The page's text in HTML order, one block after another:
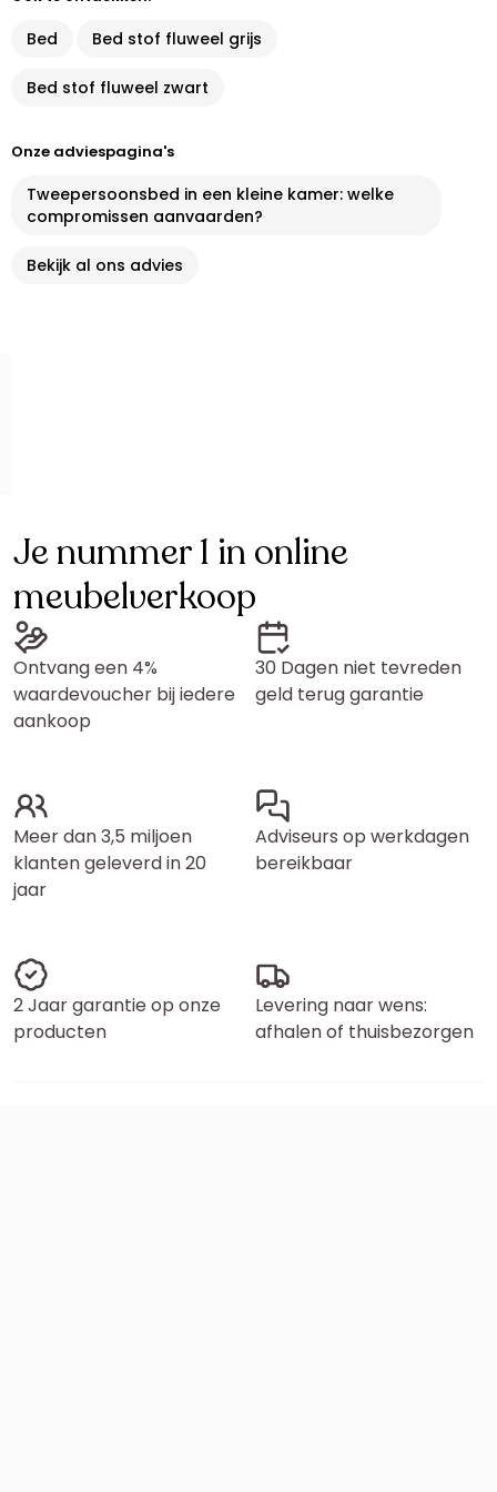
Bed Bed stof fluweel grijs
Bed stof fluweel zwart
Onze adviespagina's
Tweepersoonsbed in een kleine kamer: welke
compromissen aanvaarden?
Bekijk al ons advies
Je nummer 1 in online
meubelverkoop
Ontvang een 4%
waardevoucher bij iedere
aankoop
30 Dagen niet tevreden
geld terug garantie
Meer dan 3,5 miljoen
klanten geleverd in 20
jaar
Adviseurs op werkdagen
bereikbaar
2 Jaar garantie op onze
producten
Levering naar wens:
afhalen of thuisbezorgen